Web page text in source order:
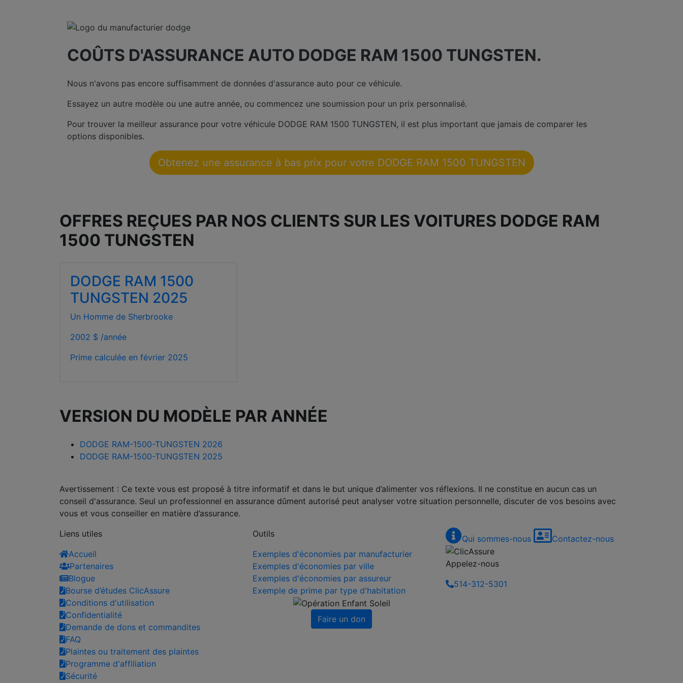
COÛTS D'ASSURANCE AUTO DODGE RAM 1500 TUNGSTEN.
Nous n'avons pas encore suffisamment de données d'assurance auto pour ce véhicule.
Essayez un autre modèle ou une autre année, ou commencez une soumission pour un prix personnalisé.
Pour trouver la meilleur assurance pour votre véhicule DODGE RAM 1500 TUNGSTEN, il est plus important que jamais de comparer les
options disponibles.
Obtenez une assurance à bas prix pour votre DODGE RAM 1500 TUNGSTEN
OFFRES REÇUES PAR NOS CLIENTS SUR LES VOITURES DODGE RAM
1500 TUNGSTEN
DODGE RAM 1500
TUNGSTEN 2025
Un Homme de Sherbrooke
2002 $ /année
Prime calculée en février 2025
VERSION DU MODÈLE PAR ANNÉE
DODGE RAM-1500-TUNGSTEN 2026
DODGE RAM-1500-TUNGSTEN 2025
Avertissement : Ce texte vous est proposé à titre informatif et dans le but unique d’alimenter vos réflexions. Il ne constitue en aucun cas un
conseil d'assurance. Seul un professionnel en assurance dûment autorisé peut analyser votre situation personnelle, discuter de vos besoins avec
vous et vous conseiller en matière d’assurance.
Liens utiles
Accueil
Partenaires
Blogue
Bourse d’études ClicAssure
Conditions d'utilisation
Confidentialité
Demande de dons et commandites
FAQ
Plaintes ou traitement des plaintes
Programme d'affiliation
Sécurité
Outils
Exemples d'économies par manufacturier
Exemples d'économies par ville
Exemples d'économies par assureur
Exemple de prime par type d'habitation
Faire un don
Qui sommes-nous Contactez-nous
Appelez-nous
514-312-5301